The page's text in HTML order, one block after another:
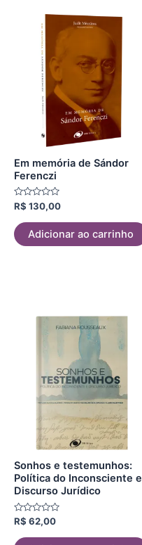
Em memória de Sándor
Ferenczi
Avaliação
de
5
R$ 130,00
Adicionar ao carrinho
Sonhos e testemunhos:
Política do Inconsciente e
Discurso Jurídico
Avaliação
de
R$ 62,00